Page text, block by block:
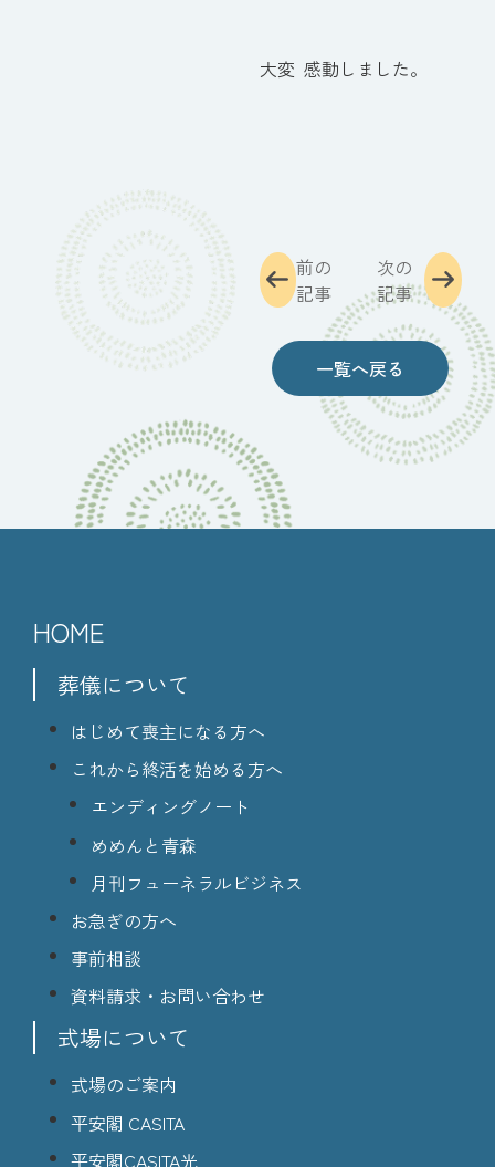
大変 感動しました。
前の
記事
一覧へ戻る
次の
記事
HOME
葬儀について
はじめて喪主になる方へ
これから終活を始める方へ
エンディングノート
めめんと青森
月刊フューネラルビジネス
お急ぎの方へ
事前相談
資料請求・お問い合わせ
式場について
式場のご案内
平安閣 CASITA
平安閣CASITA光